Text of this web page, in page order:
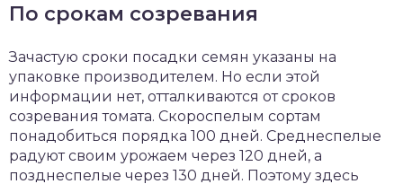
По срокам созревания
Зачастую сроки посадки семян указаны на
упаковке производителем. Но если этой
информации нет, отталкиваются от сроков
созревания томата. Скороспелым сортам
понадобиться порядка 100 дней. Среднеспелые
радуют своим урожаем через 120 дней, а
позднеспелые через 130 дней. Поэтому здесь